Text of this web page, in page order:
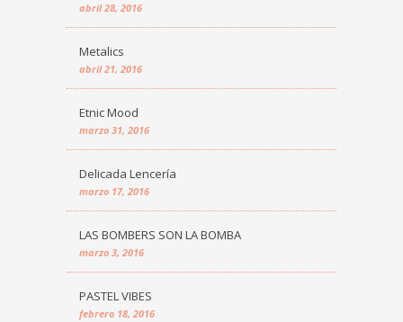
abril 28, 2016
Metalics
abril 21, 2016
Etnic Mood
marzo 31, 2016
Delicada Lencería
marzo 17, 2016
LAS BOMBERS SON LA BOMBA
marzo 3, 2016
PASTEL VIBES
febrero 18, 2016